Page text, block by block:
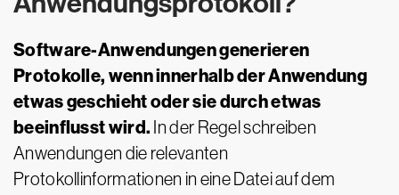
Software-Anwendungen generieren
Protokolle, wenn innerhalb der Anwendung
etwas geschieht oder sie durch etwas
beeinflusst wird. In der Regel schreiben
Anwendungen die relevanten
Protokollinformationen in eine Datei auf dem